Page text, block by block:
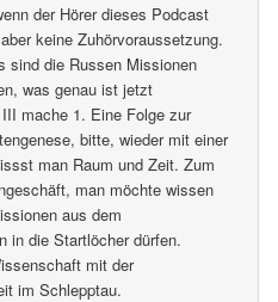
der Hörer dieses Podcast
keine Zuhörvoraussetzung.
sind die Russen Missionen
was genau ist jetzt
mache 1. Eine Folge zur
bitte, wieder mit einer
man Raum und Zeit. Zum
man möchte wissen
aus dem
in die Startlöcher dürfen.
mit der
im Schlepptau.